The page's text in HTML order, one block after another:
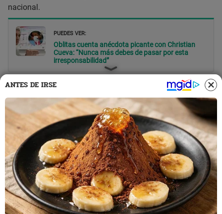
nacional.
PUEDES VER:
Oblitas cuenta anécdota picante con Christian
Cueva: “Nunca más debes de pasar por esta
irresponsabilidad”
Reimond Manco cuenta la vez que lo
llevaron cargando, su sueño de
retirarse en Alianza Lima y el dardo a
Christian Cueva
Como parte del adelanto de la entrevista en el canal
mencionado, Reimond Manco contó que la vez que
protagonizó un bochornoso momento en que lo cargaron a
hombros, se debió porque se quedó dormido y su primo
era el taxista que lo iba a trasladar.
ANTES DE IRSE